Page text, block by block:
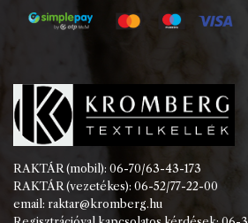
RAKTÁR (mobil): 06-70/63-43-173
RAKTÁR (vezetékes): 06-52/77-22-00
email: raktar@kromberg.hu